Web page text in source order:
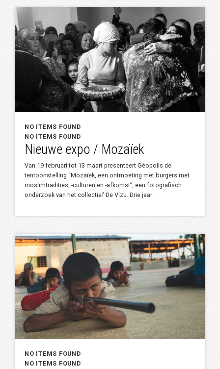
NO ITEMS FOUND
NO ITEMS FOUND
Nieuwe expo / Mozaïek
Van 19 februari tot 13 maart presenteert Géopolis de
tentoonstelling “Mozaïek, een ontmoeting met burgers met
moslimtradities, -culturen en -afkomst”, een fotografisch
onderzoek van het collectief De Vizu. Drie jaar
NO ITEMS FOUND
NO ITEMS FOUND